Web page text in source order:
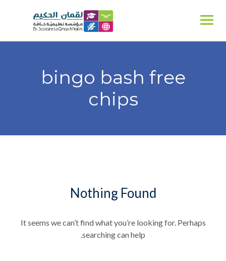
bingo bash free
chips
Nothing Found
It seems we can’t find what you’re looking for. Perhaps
searching can help.